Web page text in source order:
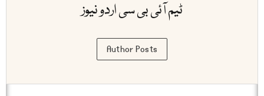
ٹیم آئی بی سی اردو نیوز
Author Posts